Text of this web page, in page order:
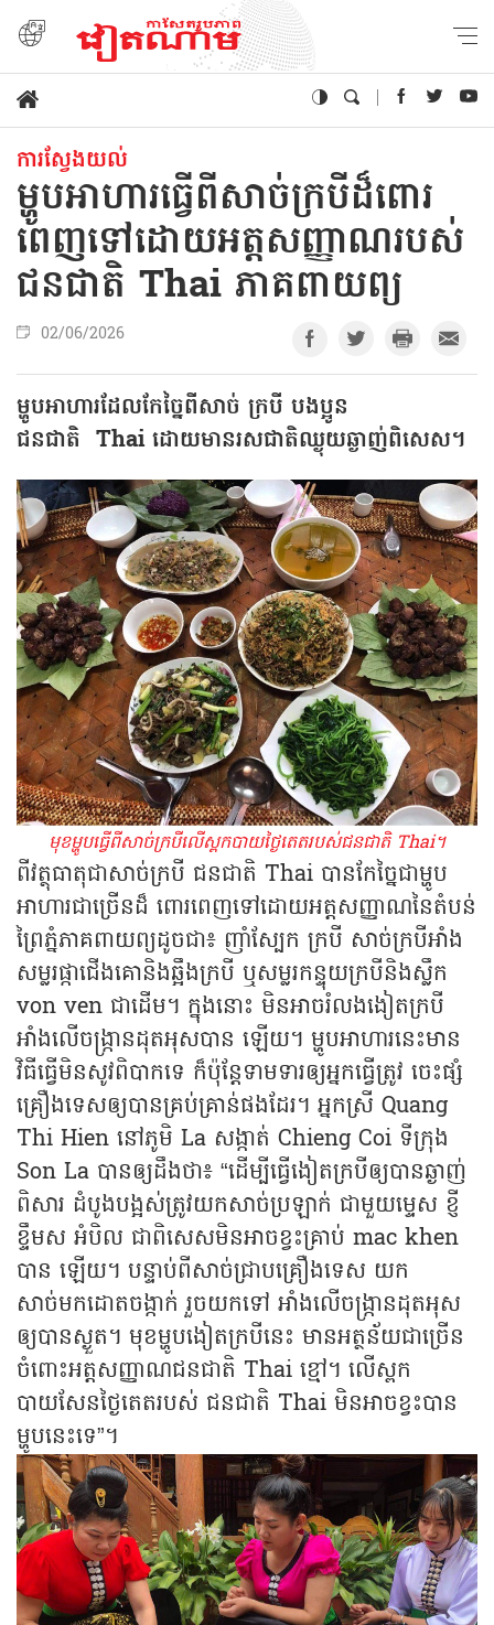
ការស្វែងយល់
ម្ហូបអាហារធ្វើពីសាច់ក្របីដ៏ពោរ
ពេញទៅដោយអត្តសញ្ញាណរបស់
ជនជាតិ Thai ភាគពាយព្យ
02/06/2026
ម្ហូបអាហារដែលកែច្នៃពីសាច់ ក្របី បងប្អូន
ជនជាតិ Thai ដោយមានរសជាតិឈ្ងុយឆ្ងាញ់ពិសេស។
មុខម្ហូបធ្វើពីសាច់ក្របីលើស្ពកបាយថ្ងៃតេតរបស់ជនជាតិ Thai។
ពីវត្ថុធាតុជាសាច់ក្របី ជនជាតិ Thai បានកែច្នៃជាម្ហូប
អាហារជាច្រើនដ៏ ពោរពេញទៅដោយអត្តសញ្ញាណនៃតំបន់
ព្រៃភ្នំភាគពាយព្យដូចជា៖ ញាំស្បែក ក្របី សាច់ក្របីអាំង
សម្លរផ្កាជើងគោនិងឆ្អឹងក្របី ឬសម្លរកន្ទុយក្របីនិងស្លឹក
von ven ជាដើម។ ក្នុងនោះ មិនអាចរំលងងៀតក្របី
អាំងលើចង្ក្រានដុតអុសបាន ឡើយ។ ម្ហូបអាហារនេះមាន
វិធីធ្វើមិនសូវពិបាកទេ ក៏ប៉ុន្តែទាមទារឲ្យអ្នកធ្វើត្រូវ ចេះផ្សំ
គ្រឿងទេសឲ្យបានគ្រប់គ្រាន់ផងដែរ។ អ្នកស្រី Quang
Thi Hien នៅភូមិ La សង្កាត់ Chieng Coi ទីក្រុង
Son La បានឲ្យដឹងថា៖ “ដើម្បីធ្វើងៀតក្របីឲ្យបានឆ្ងាញ់
ពិសារ ដំបូងបង្អស់ត្រូវយកសាច់ប្រឡាក់ ជាមួយម្ទេស ខ្ញី
ខ្ទឹមស អំបិល ជាពិសេសមិនអាចខ្វះគ្រាប់ mac khen
បាន ឡើយ។ បន្ទាប់ពីសាច់ជ្រាបគ្រឿងទេស យក
សាច់មកដោតចង្កាក់ រួចយកទៅ អាំងលើចង្ក្រានដុតអុស
ឲ្យបានស្ងួត។ មុខម្ហូបងៀតក្របីនេះ មានអត្ថន័យជាច្រើន
ចំពោះអត្តសញ្ញាណជនជាតិ Thai ខ្មៅ។ លើស្ពក
បាយសែនថ្ងៃតេតរបស់ ជនជាតិ Thai មិនអាចខ្វះបាន
ម្ហូបនេះទេ”។